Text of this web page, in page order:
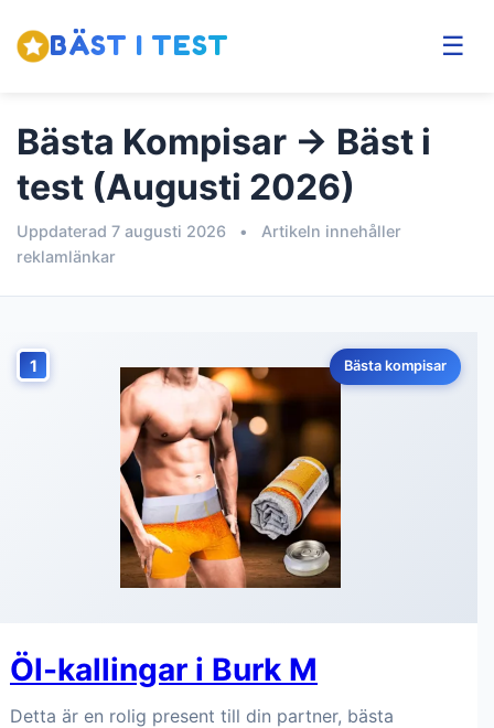
BÄST I TEST ☰
Bästa Kompisar → Bäst i
test (Augusti 2026)
Uppdaterad 7 augusti 2026 •
Artikeln innehåller
reklamlänkar
1 Bästa kompisar
Öl-kallingar i Burk M
Detta är en rolig present till din partner, bästa